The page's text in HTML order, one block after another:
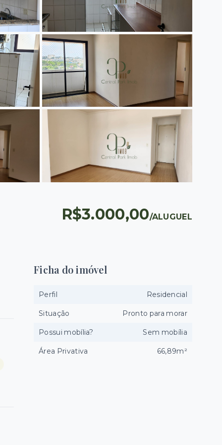
R$3.000,00/ALUGUEL
Ficha do imóvel
Perfil Residencial
Situação Pronto para morar
Possui mobília? Sem mobília
Área Privativa 66,89m²